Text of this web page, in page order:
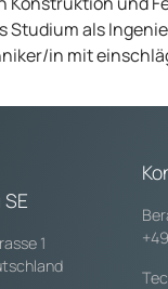
Studium als
in mit
1